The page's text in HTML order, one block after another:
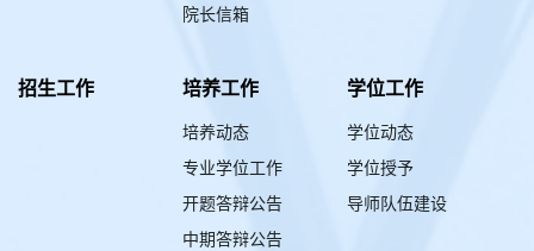
院长信箱
招生工作 培养工作
培养动态
专业学位工作
开题答辩公告
中期答辩公告
学位工作
学位动态
学位授予
导师队伍建设